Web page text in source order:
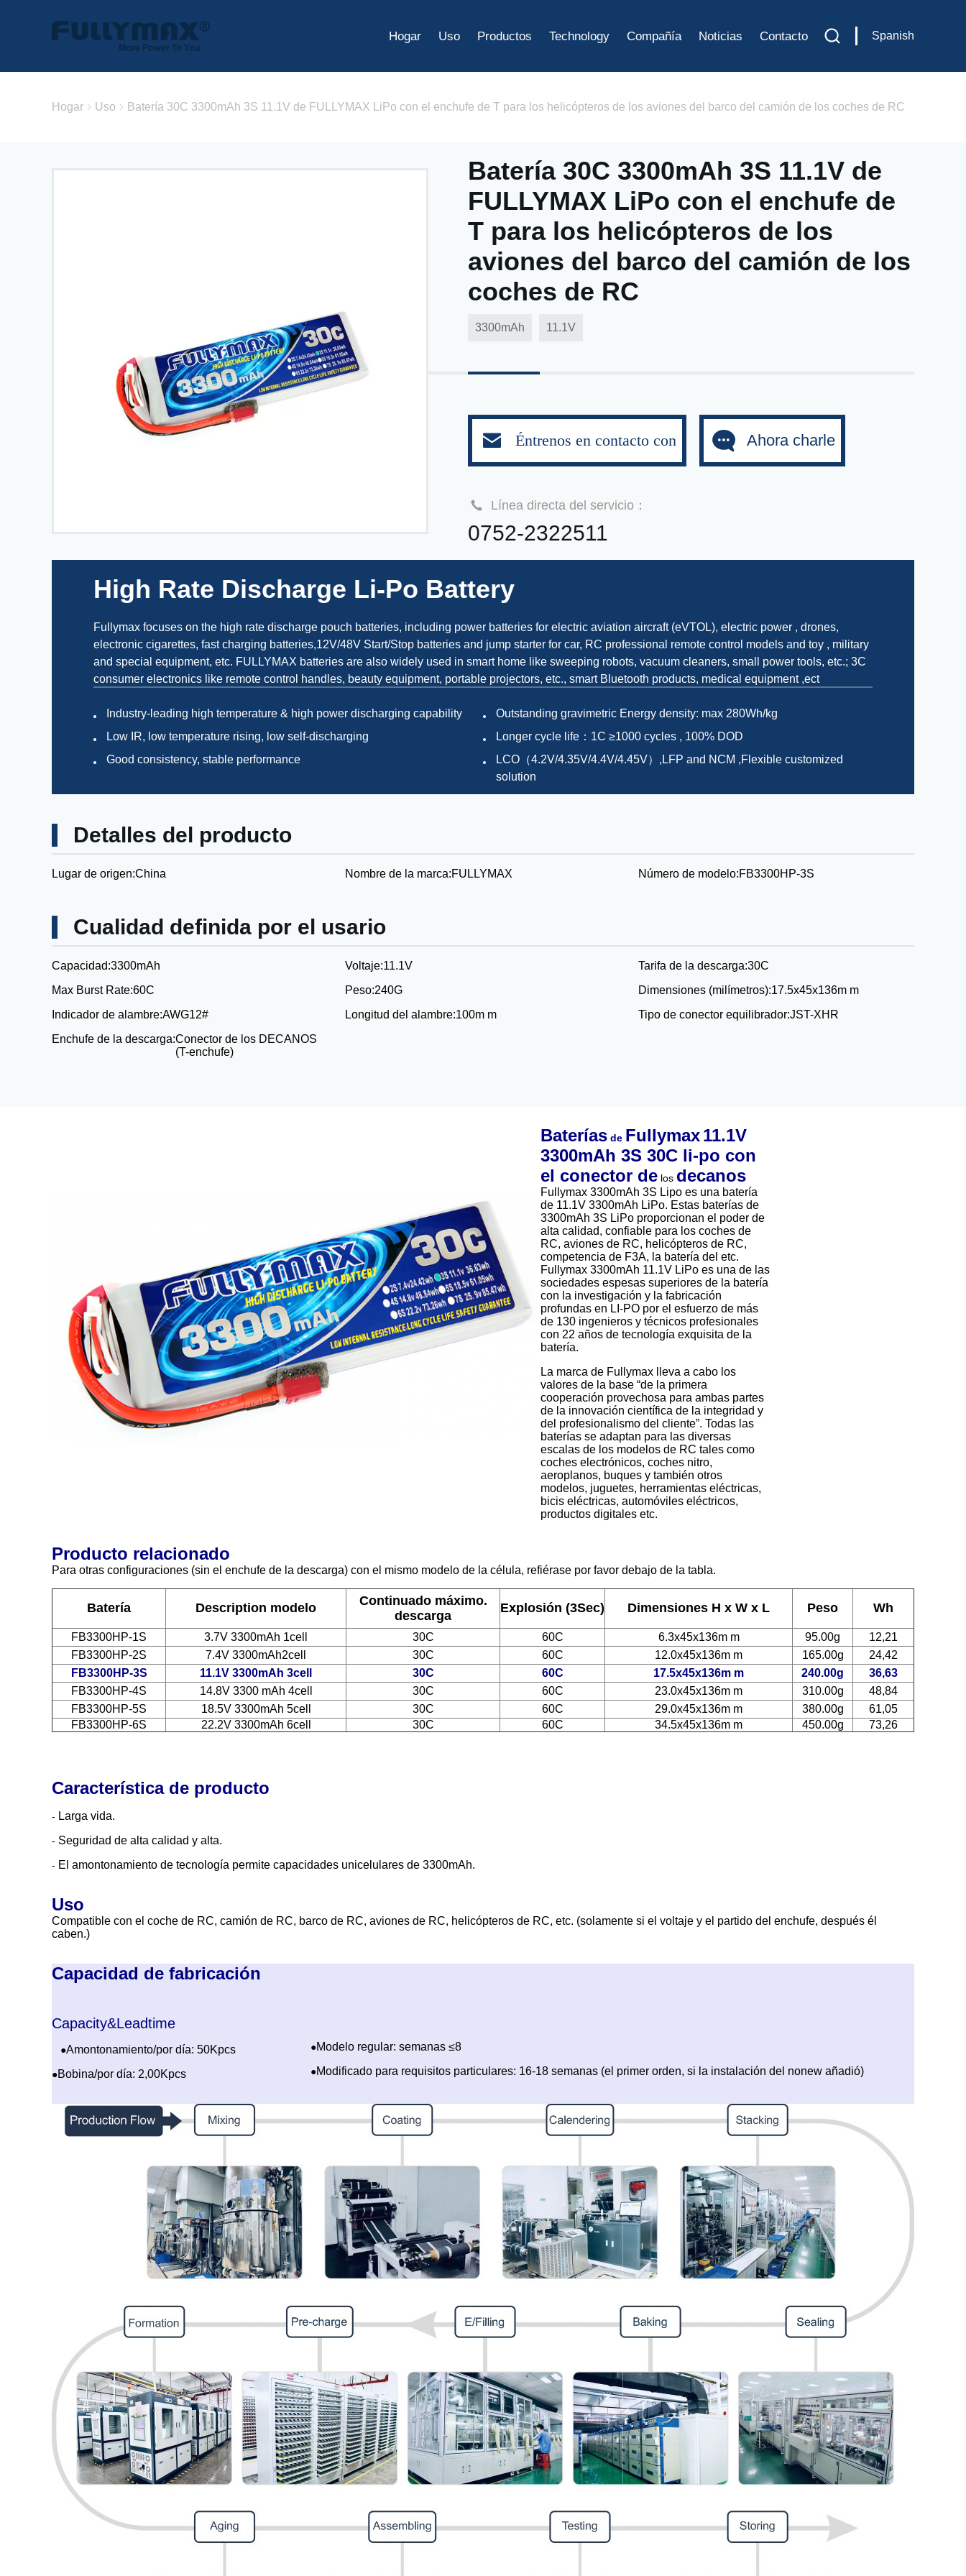
Hogar Uso Productos Technology Compañía Noticias Contacto Spanish
Hogar Uso Batería 30C 3300mAh 3S 11.1V de FULLYMAX LiPo con el enchufe de T para los helicópteros de los aviones del barco del camión de los coches de RC
Batería 30C 3300mAh 3S 11.1V de
FULLYMAX LiPo con el enchufe de
T para los helicópteros de los
aviones del barco del camión de los
coches de RC
3300mAh 11.1V
Éntrenos en contacto con Ahora charle
Línea directa del servicio：
0752-2322511
High Rate Discharge Li-Po Battery
Fullymax focuses on the high rate discharge pouch batteries, including power batteries for electric aviation aircraft (eVTOL), electric power , drones,
electronic cigarettes, fast charging batteries,12V/48V Start/Stop batteries and jump starter for car, RC professional remote control models and toy , military
and special equipment, etc. FULLYMAX batteries are also widely used in smart home like sweeping robots, vacuum cleaners, small power tools, etc.; 3C
consumer electronics like remote control handles, beauty equipment, portable projectors, etc., smart Bluetooth products, medical equipment ,ect
Industry-leading high temperature & high power discharging capability
Outstanding gravimetric Energy density: max 280Wh/kg
Low IR, low temperature rising, low self-discharging
Longer cycle life：1C ≥1000 cycles , 100% DOD
Good consistency, stable performance
LCO（4.2V/4.35V/4.4V/4.45V）,LFP and NCM ,Flexible customized
solution
Detalles del producto
Lugar de origen:China Nombre de la marca:FULLYMAX Número de modelo:FB3300HP-3S
Cualidad definida por el usario
Capacidad:3300mAh Voltaje:11.1V Tarifa de la descarga:30C
Max Burst Rate:60C Peso:240G Dimensiones (milímetros):17.5x45x136m m
Indicador de alambre:AWG12# Longitud del alambre:100m m Tipo de conector equilibrador:JST-XHR
Enchufe de la descarga:Conector de los DECANOS
(T-enchufe)
Baterías de Fullymax11.1V
3300mAh 3S 30C li-po con
el conector de los decanos
Fullymax 3300mAh 3S Lipo es una batería
de 11.1V 3300mAh LiPo. Estas baterías de
3300mAh 3S LiPo proporcionan el poder de
alta calidad, confiable para los coches de
RC, aviones de RC, helicópteros de RC,
competencia de F3A, la batería del etc.
Fullymax 3300mAh 11.1V LiPo es una de las
sociedades espesas superiores de la batería
con la investigación y la fabricación
profundas en LI-PO por el esfuerzo de más
de 130 ingenieros y técnicos profesionales
con 22 años de tecnología exquisita de la
batería.
La marca de Fullymax lleva a cabo los
valores de la base “de la primera
cooperación provechosa para ambas partes
de la innovación científica de la integridad y
del profesionalismo del cliente”. Todas las
baterías se adaptan para las diversas
escalas de los modelos de RC tales como
coches electrónicos, coches nitro,
aeroplanos, buques y también otros
modelos, juguetes, herramientas eléctricas,
bicis eléctricas, automóviles eléctricos,
productos digitales etc.
Producto relacionado
Para otras configuraciones (sin el enchufe de la descarga) con el mismo modelo de la célula, refiérase por favor debajo de la tabla.
Batería Description modelo
Continuado máximo.
descarga
Explosión (3Sec) Dimensiones H x W x L Peso Wh
FB3300HP-1S 3.7V 3300mAh 1cell 30C 60C 6.3x45x136m m 95.00g
12,21
FB3300HP-2S
7.4V 3300mAh2cell 30C 60C 12.0x45x136m m 165.00g
24,42
FB3300HP-3S
11.1V 3300mAh 3cell 30C 60C 17.5x45x136m m 240.00g
36,63
FB3300HP-4S
14.8V 3300 mAh 4cell 30C 60C 23.0x45x136m m 310.00g
48,84
FB3300HP-5S
18.5V 3300mAh 5cell 30C 60C 29.0x45x136m m 380.00g
61,05
FB3300HP-6S
22.2V 3300mAh 6cell 30C 60C 34.5x45x136m m 450.00g 73,26
Característica de producto
- Larga vida.
- Seguridad de alta calidad y alta.
- El amontonamiento de tecnología permite capacidades unicelulares de 3300mAh.
Uso
Compatible con el coche de RC, camión de RC, barco de RC, aviones de RC, helicópteros de RC, etc. (solamente si el voltaje y el partido del enchufe, después él
caben.)
Capacidad de fabricación
Capacity&Leadtime
●Amontonamiento/por día: 50Kpcs
●Bobina/por día: 2,00Kpcs
●Modelo regular: semanas ≤8
●Modificado para requisitos particulares: 16-18 semanas (el primer orden, si la instalación del nonew añadió)